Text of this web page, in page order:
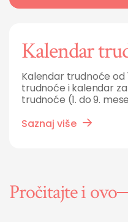
Kalendar
Kalendar trudnoće od
trudnoće i kalendar
trudnoće (1. do 9.
Saznaj više
Pročitajte i ovo